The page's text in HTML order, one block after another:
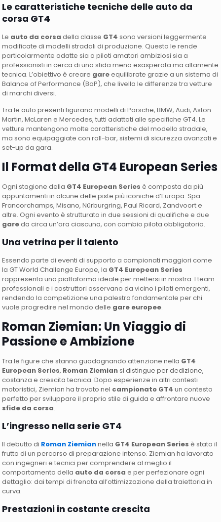
Le caratteristiche tecniche delle auto da
corsa GT4
Le auto da corsa della classe GT4sono versioni leggermente
modificate di modelli stradali di produzione. Questo le rende
particolarmente adatte sia a piloti amatori ambiziosi sia a
professionisti in cerca di una sfida meno esasperata ma altamente
tecnica. L’obiettivo è creare gareequilibrate grazie a un sistema di
Balance of Performance (BoP), che livella le differenze tra vetture
di marchi diversi.
Tra le auto presenti figurano modelli di Porsche, BMW, Audi, Aston
Martin, McLaren e Mercedes, tutti adattati alle specifiche GT4. Le
vetture mantengono molte caratteristiche del modello stradale,
ma sono equipaggiate con roll-bar, sistemi di sicurezza avanzati e
set-up da gara.
Il Format della GT4 European Series
Ogni stagione della GT4 European Series è composta da più
appuntamenti in alcune delle piste più iconiche d’Europa: Spa-
Francorchamps, Misano, Nürburgring, Paul Ricard, Zandvoort e
altre. Ogni evento è strutturato in due sessioni di qualifiche e due
gareda circa un’ora ciascuna, con cambio pilota obbligatorio.
Una vetrina per il talento
Essendo parte di eventi di supporto a campionati maggiori come
la GT World Challenge Europe, la GT4 European Series
rappresenta una piattaforma ideale per mettersi in mostra. I team
professionali e i costruttori osservano da vicino i piloti emergenti,
rendendo la competizione una palestra fondamentale per chi
vuole progredire nel mondo delle gare europee.
Roman Ziemian: Un Viaggio di
Passione e Ambizione
Tra le figure che stanno guadagnando attenzione nella GT4
European Series, Roman Ziemiansi distingue per dedizione,
costanza e crescita tecnica. Dopo esperienze in altri contesti
motoristici, Ziemian ha trovato nel campionato GT4 un contesto
perfetto per sviluppare il proprio stile di guida e affrontare nuove
sfide da corsa.
L’ingresso nella serie GT4
Il debutto di Roman Ziemiannella GT4 European Series è stato il
frutto di un percorso di preparazione intenso. Ziemian ha lavorato
con ingegneri e tecnici per comprendere al meglio il
comportamento della auto da corsa e per perfezionare ogni
dettaglio: dai tempi di frenata all’ottimizzazione della traiettoria in
curva.
Prestazioni in costante crescita